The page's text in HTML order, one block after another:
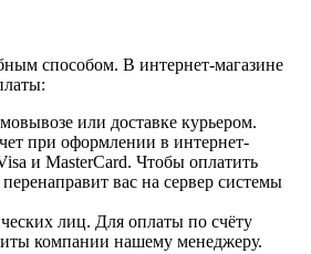
способом. В интернет-магазине
или доставке курьером.
при оформлении в интернет-
и MasterCard. Чтобы оплатить
вас на сервер системы
лиц. Для оплаты по счёту
компании нашему менеджеру.